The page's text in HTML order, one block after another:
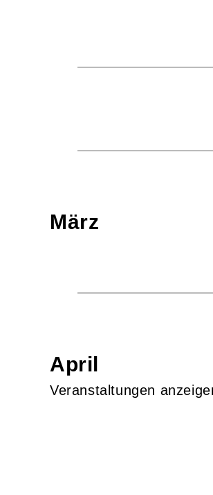
März
April
Veranstaltungen